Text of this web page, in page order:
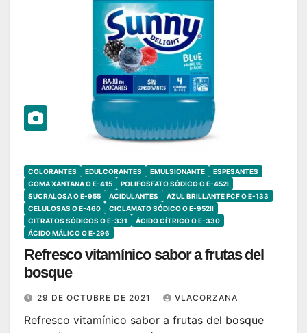
COLORANTES EDULCORANTES EMULSIONANTE
ESPESANTES
GOMA XANTANA O E-415
POLIFOSFATO SÓDICO O E-452I
SUCRALOSA O E-955
ACIDULANTES
AZUL BRILLANTE FCF O E-133
CELULOSAS O E-460
CICLAMATO SÓDICO O E-952II
CITRATOS SÓDICOS O E-331
ÁCIDO CÍTRICO O E-330
ÁCIDO MÁLICO O E-296
Refresco vitamínico sabor a frutas del
bosque
29 DE OCTUBRE DE 2021 VLACORZANA
Refresco vitamínico sabor a frutas del bosque